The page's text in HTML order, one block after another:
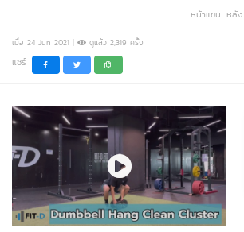
หน้าแขน หลัง
เมื่อ 24 Jun 2021 | ดูแล้ว 2,319 ครั้ง
แชร์